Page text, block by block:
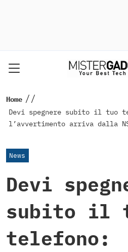
Home //
Devi spegnere subito il tuo
l’avvertimento arriva dalla
News
Devi
subito il
telefono: